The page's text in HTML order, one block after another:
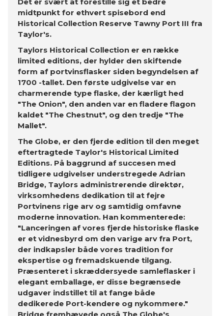
midtpunkt for ethvert spisebord end
Historical Collection Reserve Tawny Port III fra
Taylor's.
Taylors Historical Collection er en række
limited editions, der hylder den skiftende
form af portvinsflasker siden begyndelsen af ​​
1700 -tallet. Den første udgivelse var en
charmerende type flaske, der kærligt hed
"The Onion", den anden var en fladere flagon
kaldet "The Chestnut", og den tredje "The
Mallet".
The Globe, er den fjerde edition til den meget
eftertragtede Taylor's Historical Limited
Editions. På baggrund af succesen med
tidligere udgivelser understregede Adrian
Bridge, Taylors administrerende direktør,
virksomhedens dedikation til at fejre
Portvinens rige arv og samtidig omfavne
moderne innovation. Han kommenterede:
"Lanceringen af ​​vores fjerde historiske flaske
er et vidnesbyrd om den varige arv fra Port,
der indkapsler både vores tradition for
ekspertise og fremadskuende tilgang.
Præsenteret i skræddersyede samleflasker i
elegant emballage, er disse begrænsede
udgaver indstillet til at fange både
dedikerede Port-kendere og nykommere."